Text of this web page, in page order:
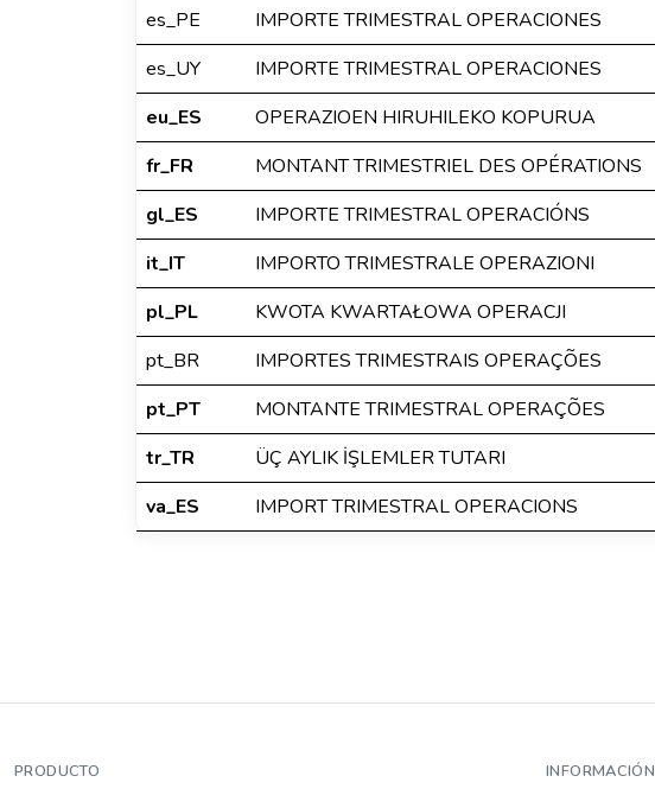
es_PE
IMPORTE TRIMESTRAL OPERACIONES
es_UY
IMPORTE TRIMESTRAL OPERACIONES
eu_ES
OPERAZIOEN HIRUHILEKO KOPURUA
fr_FR
MONTANT TRIMESTRIEL DES OPÉRATIONS
gl_ES
IMPORTE TRIMESTRAL OPERACIÓNS
it_IT
IMPORTO TRIMESTRALE OPERAZIONI
pl_PL
KWOTA KWARTAŁOWA OPERACJI
pt_BR
IMPORTES TRIMESTRAIS OPERAÇÕES
pt_PT
MONTANTE TRIMESTRAL OPERAÇÕES
tr_TR
ÜÇ AYLIK İŞLEMLER TUTARI
va_ES
IMPORT TRIMESTRAL OPERACIONS
PRODUCTO INFORMACIÓN